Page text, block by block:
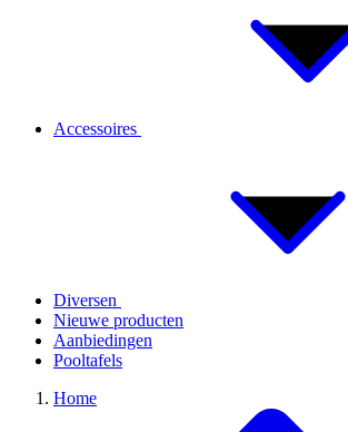
Accessoires
Diversen
Nieuwe producten
Aanbiedingen
Pooltafels
Home